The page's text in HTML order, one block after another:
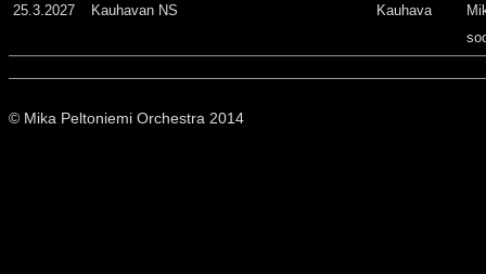
25.3.2027 Kauhavan NS Kauhava
© Mika Peltoniemi Orchestra 2014